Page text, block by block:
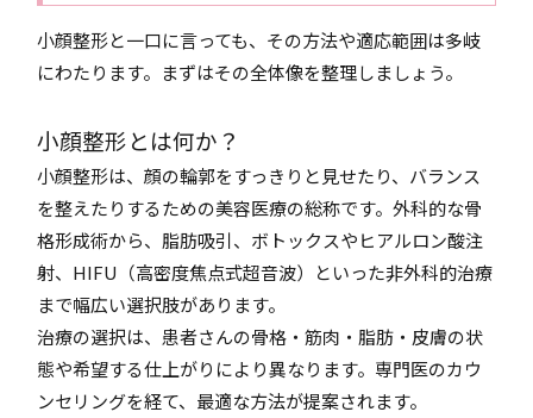
小顔整形と一口に言っても、その方法や適応範囲は多岐
にわたります。まずはその全体像を整理しましょう。
小顔整形とは何か？
小顔整形は、顔の輪郭をすっきりと見せたり、バランス
を整えたりするための美容医療の総称です。外科的な骨
格形成術から、脂肪吸引、ボトックスやヒアルロン酸注
射、HIFU（高密度焦点式超音波）といった非外科的治療
まで幅広い選択肢があります。
治療の選択は、患者さんの骨格・筋肉・脂肪・皮膚の状
態や希望する仕上がりにより異なります。専門医のカウ
ンセリングを経て、最適な方法が提案されます。